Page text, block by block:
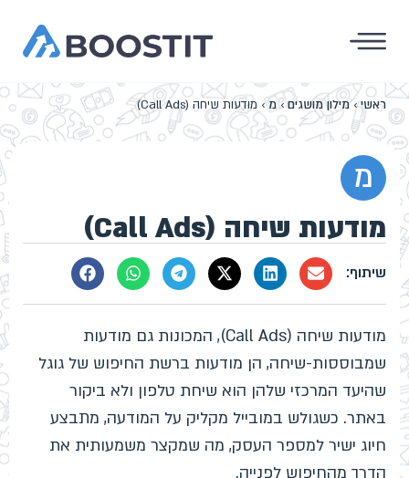
ראשי›מילון מושגים›מ› מודעות שיחה (Call Ads)
מ
מודעות שיחה (Call Ads)
מודעות שיחה (Call Ads), המכונות גם מודעות
שמבוססות-שיחה, הן מודעות ברשת החיפוש של גוגל
שהיעד המרכזי שלהן הוא שיחת טלפון ולא ביקור
באתר. כשגולש במובייל מקליק על המודעה, מתבצע
חיוג ישיר למספר העסק, מה שמקצר משמעותית את
הדרך מהחיפוש לפנייה.